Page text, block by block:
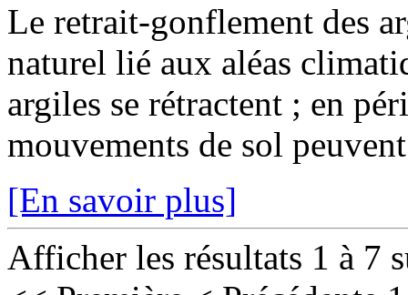
Le retrait-gonflement des
naturel lié aux aléas
argiles se rétractent ; en
mouvements de sol
[En savoir plus]
Afficher les résultats 1 à 7